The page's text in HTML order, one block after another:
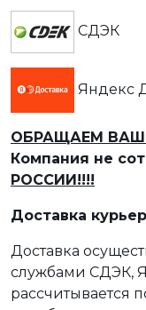
СДЭК
Яндекс
ОБРАЩАЕМ
Компания не
РОССИИ!!!!
Доставка
Доставка
службами СДЭК,
рассчитывается